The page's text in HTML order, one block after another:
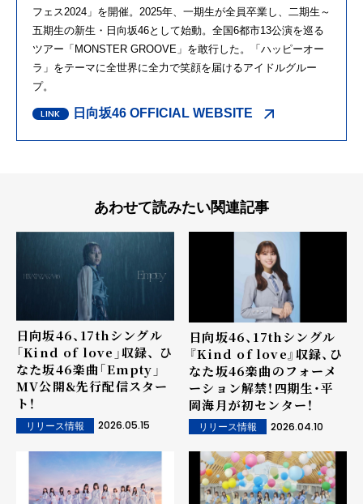
フェス2024」を開催。2025年、一期生が全員卒業し、二期生～
五期生の新生・日向坂46として始動。全国6都市13公演を巡る
ツアー「MONSTER GROOVE」を敢行した。「ハッピーオー
ラ」をテーマに全世界に全力で笑顔を届けるアイドルグルー
プ。
日向坂46 OFFICIAL WEBSITE
あわせて読みたい関連記事
日向坂46、17thシングル
「Kind of love」収録、 ひ
なた坂46楽曲「Empty」
MV公開&先行配信スター
ト！
リリース情報 2026.05.15
日向坂46、17thシングル
『Kind of love』収録、ひ
なた坂46楽曲のフォーメ
ーション解禁！四期生・平
岡海月が初センター！
リリース情報 2026.04.10